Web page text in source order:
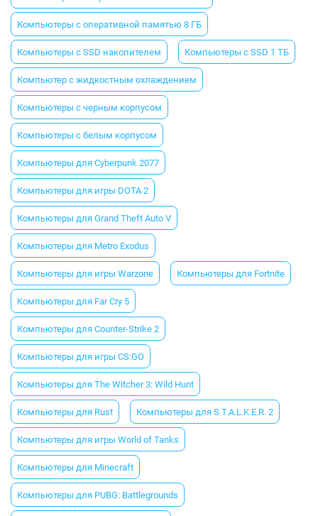
Компьютеры с оперативной памятью 8 ГБ
Компьютеры с SSD накопителем Компьютеры с SSD 1 ТБ
Компьютер с жидкостным охлаждением
Компьютеры с черным корпусом
Компьютеры с белым корпусом
Компьютеры для Cyberpunk 2077
Компьютеры для игры DOTA 2
Компьютеры для Grand Theft Auto V
Компьютеры для Metro Exodus
Компьютеры для игры Warzone Компьютеры для Fortnite
Компьютеры для Far Cry 5
Компьютеры для Counter-Strike 2
Компьютеры для игры CS:GO
Компьютеры для The Witcher 3: Wild Hunt
Компьютеры для Rust Компьютеры для S.T.A.L.K.E.R. 2
Компьютеры для игры World of Tanks
Компьютеры для Minecraft
Компьютеры для PUBG: Battlegrounds